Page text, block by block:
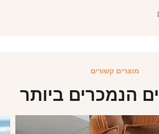
מוצרים קשורים
הנמכרים ביותר